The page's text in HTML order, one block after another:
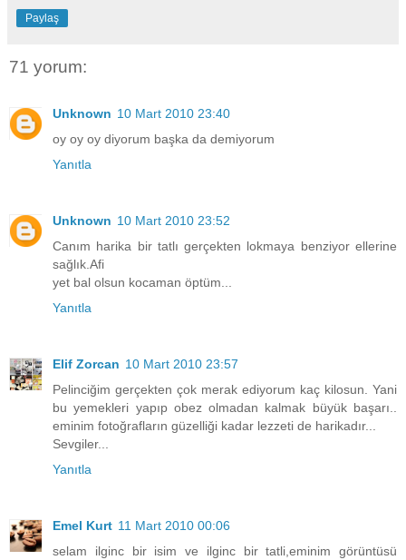
Paylaş
71 yorum:
Unknown 10 Mart 2010 23:40
oy oy oy diyorum başka da demiyorum
Yanıtla
Unknown 10 Mart 2010 23:52
Canım harika bir tatlı gerçekten lokmaya benziyor ellerine
sağlık.Afi
yet bal olsun kocaman öptüm...
Yanıtla
Elif Zorcan 10 Mart 2010 23:57
Pelinciğim gerçekten çok merak ediyorum kaç kilosun. Yani
bu yemekleri yapıp obez olmadan kalmak büyük başarı..
eminim fotoğrafların güzelliği kadar lezzeti de harikadır...
Sevgiler...
Yanıtla
Emel Kurt 11 Mart 2010 00:06
selam ilginc bir isim ve ilginc bir tatli,eminim görüntüsü